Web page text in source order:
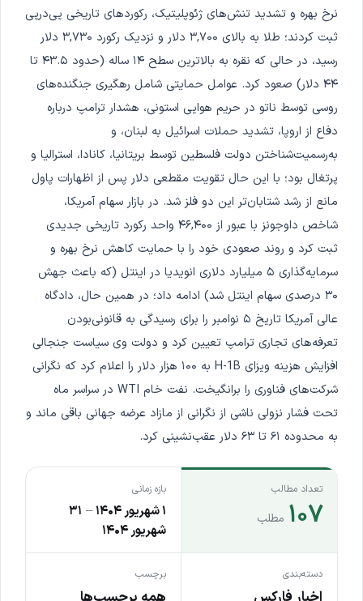
نرخ بهره و تشدید تنش‌های ژئوپلیتیک، رکوردهای تاریخی پی‌درپی
ثبت کردند؛ طلا به بالای ۳,۷۰۰ دلار و نزدیک رکورد ۳,۷۳۰ دلار
رسید، در حالی که نقره به بالاترین سطح ۱۴ ساله (حدود ۴۳.۵ تا
۴۴ دلار) صعود کرد. عوامل حمایتی شامل رهگیری جنگنده‌های
روسی توسط ناتو در حریم هوایی استونی، هشدار ترامپ درباره
دفاع از اروپا، تشدید حملات اسرائیل به لبنان، و
به‌رسمیت‌شناختن دولت فلسطین توسط بریتانیا، کانادا، استرالیا و
پرتغال بود؛ با این حال تقویت مقطعی دلار پس از اظهارات پاول
مانع از رشد شتابان‌تر این دو فلز شد. در بازار سهام آمریکا،
شاخص داوجونز با عبور از ۴۶,۴۰۰ واحد رکورد تاریخی جدیدی
ثبت کرد و روند صعودی خود را با حمایت کاهش نرخ بهره و
سرمایه‌گذاری ۵ میلیارد دلاری انویدیا در اینتل (که باعث جهش
۳۰ درصدی سهام اینتل شد) ادامه داد؛ در همین حال، دادگاه
عالی آمریکا تاریخ ۵ نوامبر را برای رسیدگی به قانونی‌بودن
تعرفه‌های تجاری ترامپ تعیین کرد و دولت وی سیاست جنجالی
افزایش هزینه ویزای H-1B به ۱۰۰ هزار دلار را اعلام کرد که نگرانی
شرکت‌های فناوری را برانگیخت. نفت خام WTI در سراسر ماه
تحت فشار نزولی ناشی از نگرانی از مازاد عرضه جهانی باقی ماند و
به محدوده ۶۱ تا ۶۳ دلار عقب‌نشینی کرد.
تعداد مطالب
۱۰۷ مطلب
بازه زمانی
۱ شهریور ۱۴۰۴ – ۳۱
شهریور ۱۴۰۴
دسته‌بندی برچسب